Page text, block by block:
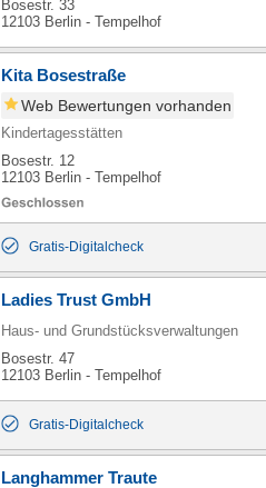
Bosestr. 33
12103 Berlin - Tempelhof
Kita Bosestraße
Web Bewertungen vorhanden
Kindertagesstätten
Bosestr. 12
12103 Berlin - Tempelhof
Gratis-Digitalcheck
Ladies Trust GmbH
Haus- und Grundstücksverwaltungen
Bosestr. 47
12103 Berlin - Tempelhof
Gratis-Digitalcheck
Langhammer Traute